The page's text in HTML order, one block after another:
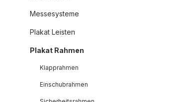
Messesysteme
Plakat Leisten
Plakat Rahmen
Klapprahmen
Einschubrahmen